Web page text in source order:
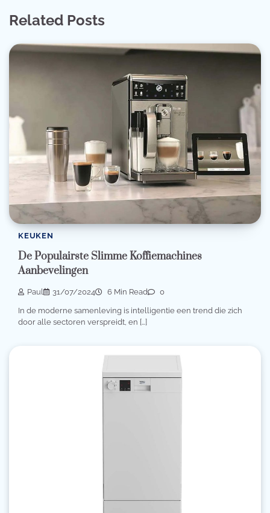
Related Posts
KEUKEN
De Populairste Slimme Koffiemachines
Aanbevelingen
Paul 31/07/2024 6 Min Read 0
In de moderne samenleving is intelligentie een trend die zich
door alle sectoren verspreidt, en […]